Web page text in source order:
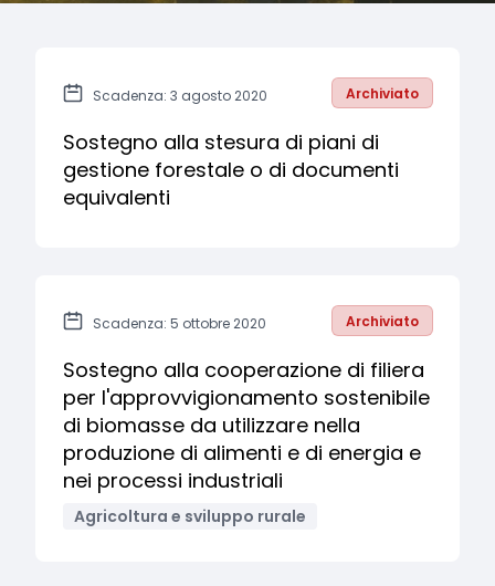
Scadenza: 3 agosto 2020 Archiviato
Sostegno alla stesura di piani di
gestione forestale o di documenti
equivalenti
Scadenza: 5 ottobre 2020 Archiviato
Sostegno alla cooperazione di filiera
per l'approvvigionamento sostenibile
di biomasse da utilizzare nella
produzione di alimenti e di energia e
nei processi industriali
Agricoltura e sviluppo rurale